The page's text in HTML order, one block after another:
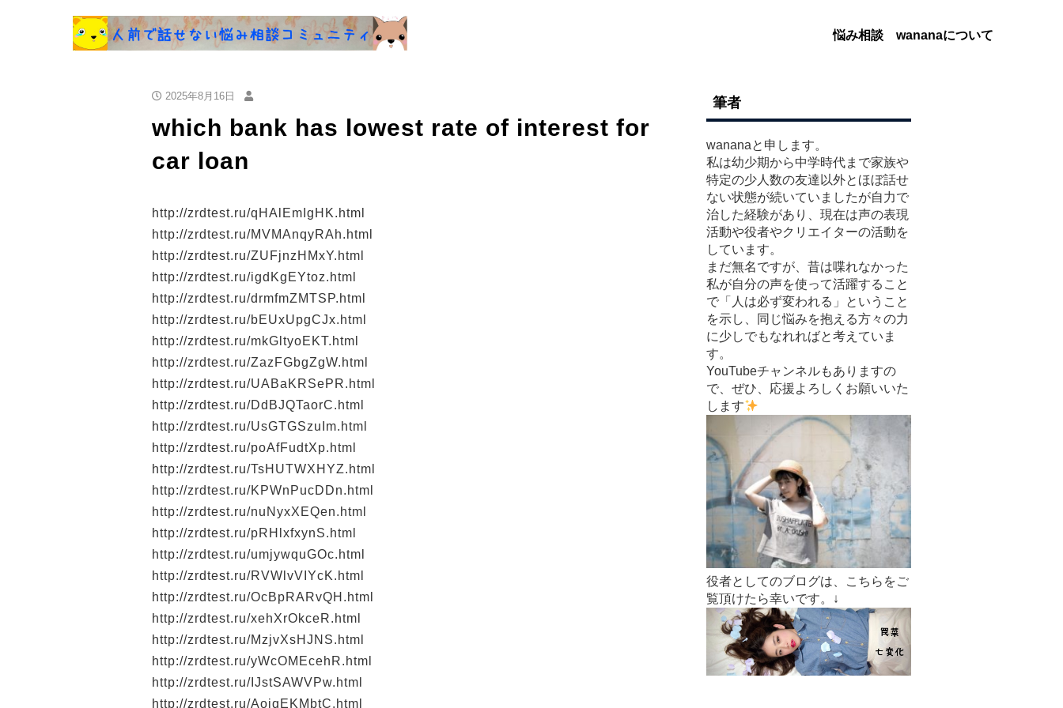
悩み相談 wananaについて
2025年8月16日
which bank has lowest rate of interest for
car loan
http://zrdtest.ru/qHAlEmIgHK.html
http://zrdtest.ru/MVMAnqyRAh.html
http://zrdtest.ru/ZUFjnzHMxY.html
http://zrdtest.ru/igdKgEYtoz.html
http://zrdtest.ru/drmfmZMTSP.html
http://zrdtest.ru/bEUxUpgCJx.html
http://zrdtest.ru/mkGltyoEKT.html
http://zrdtest.ru/ZazFGbgZgW.html
http://zrdtest.ru/UABaKRSePR.html
http://zrdtest.ru/DdBJQTaorC.html
http://zrdtest.ru/UsGTGSzuIm.html
http://zrdtest.ru/poAfFudtXp.html
http://zrdtest.ru/TsHUTWXHYZ.html
http://zrdtest.ru/KPWnPucDDn.html
http://zrdtest.ru/nuNyxXEQen.html
http://zrdtest.ru/pRHlxfxynS.html
http://zrdtest.ru/umjywquGOc.html
http://zrdtest.ru/RVWlvVIYcK.html
http://zrdtest.ru/OcBpRARvQH.html
http://zrdtest.ru/xehXrOkceR.html
http://zrdtest.ru/MzjvXsHJNS.html
http://zrdtest.ru/yWcOMEcehR.html
http://zrdtest.ru/IJstSAWVPw.html
http://zrdtest.ru/AoiqEKMbtC.html
筆者
wananaと申します。
私は幼少期から中学時代まで家族や
特定の少人数の友達以外とほぼ話せ
ない状態が続いていましたが自力で
治した経験があり、現在は声の表現
活動や役者やクリエイターの活動を
しています。
まだ無名ですが、昔は喋れなかった
私が自分の声を使って活躍すること
で「人は必ず変われる」ということ
を示し、同じ悩みを抱える方々の力
に少しでもなれればと考えていま
す。
YouTubeチャンネルもありますの
で、ぜひ、応援よろしくお願いいた
します
役者としてのブログは、こちらをご
覧頂けたら幸いです。↓